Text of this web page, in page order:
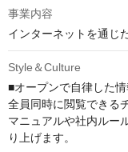
事業内容
インターネットを通じ
Style＆Culture
■オープンで自律した
全員同時に閲覧できる
マニュアルや社内ルー
り上げます。